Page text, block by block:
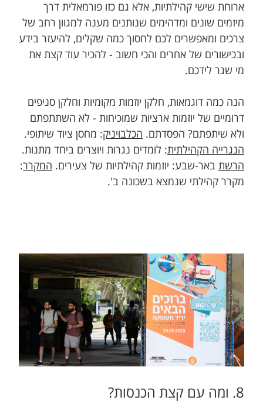
ארוחת שישי קהילתיות, אלא גם כזו פורמאלית דרך
מיזמים שונים ומדהימים שנותנים מענה למגוון רחב של
צרכים ומאפשרים לכם לחסוך כמה שקלים, להיעזר בידע
ובכישורים של אחרים והכי חשוב - להכיר עוד קצת את
מי שגר לידכם.
הנה כמה דוגמאות, חלקן יוזמות מקומיות וחלקן סניפים
דרומיים של יוזמות ארציות שמוכיחות - לא השתתפתם
ולא שיתפתם? הפסדתם. הכלבויניק: מחסן ציוד שיתופי.
הנגרייה הקהילתית: לומדים נגרות ויוצרים ביחד מתנות.
הרשת באר-שבע: יוזמות קהילתיות של צעירים. המקרר:
מקרר קהילתי שנמצא בשכונה ב'​.
8. ומה עם ק​צ​ת הכנסו​ת?